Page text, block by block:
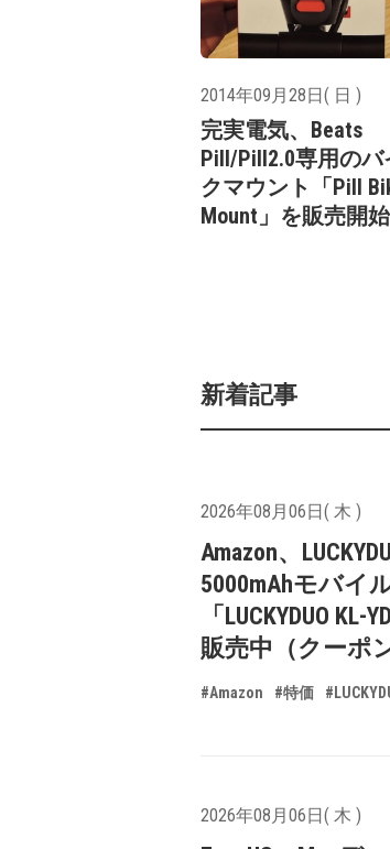
2014年09月28日( 日 )
完実電気、Beats
Pill/Pill2.0専用のバ
クマウント「Pill
Mount」を販売開始
新着記事
2026年08月06日( 木 )
Amazon、
5000mAhモバイ
「LUCKYDUO
販売中（クーポ
#Amazon #特価
2026年08月06日( 木 )